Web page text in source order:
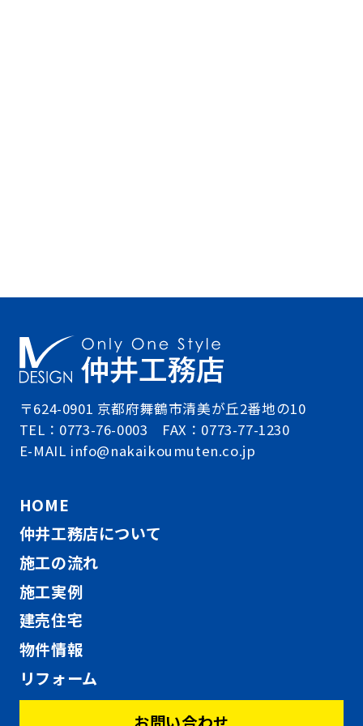
〒624-0901 京都府舞鶴市清美が丘2番地の10
TEL：0773-76-0003 FAX：0773-77-1230
E-MAIL info@nakaikoumuten.co.jp
HOME
仲井工務店について
施工の流れ
施工実例
建売住宅
物件情報
リフォーム